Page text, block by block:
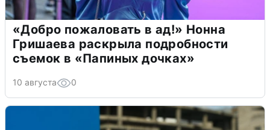
«Добро пожаловать в ад!» Нонна
Гришаева раскрыла подробности
съемок в «Папиных дочках»
10 августа 0